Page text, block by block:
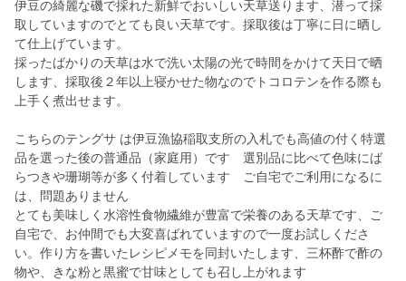
伊豆の綺麗な磯で採れた新鮮でおいしい天草送ります、潜って採
取していますのでとても良い天草です。採取後は丁寧に日に晒し
て仕上げています。
採ったばかりの天草は水で洗い太陽の光で時間をかけて天日で晒
します、採取後２年以上寝かせた物なのでトコロテンを作る際も
上手く煮出せます。
こちらのテングサ は伊豆漁協稲取支所の入札でも高値の付く特選
品を選った後の普通品（家庭用）です 選別品に比べて色味にば
らつきや珊瑚等が多く付着しています ご自宅でご利用になるに
は、問題ありません
とても美味しく水溶性食物繊維が豊富で栄養のある天草です、ご
自宅で、お仲間でも大変喜ばれていますので一度お試しくださ
い。作り方を書いたレシピメモを同封いたします、三杯酢で酢の
物や、きな粉と黒蜜で甘味としても召し上がれます